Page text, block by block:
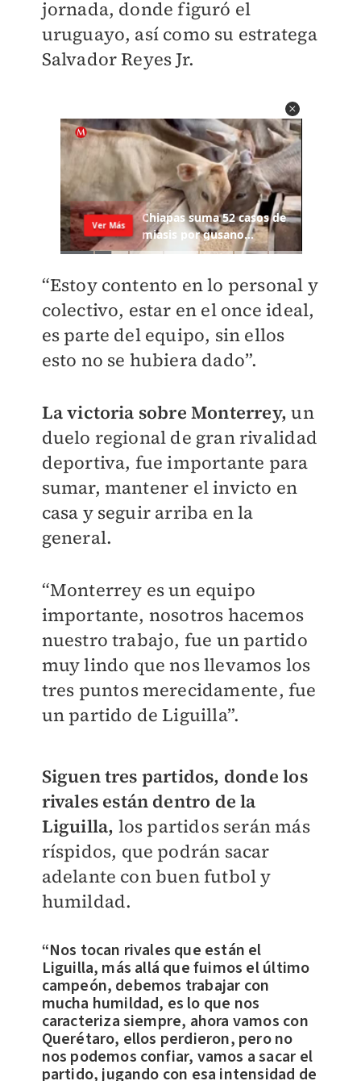
jornada, donde figuró el
uruguayo, así como su estratega
Salvador Reyes Jr.
“Estoy contento en lo personal y
colectivo, estar en el once ideal,
es parte del equipo, sin ellos
esto no se hubiera dado”.
La victoria sobre Monterrey, un
duelo regional de gran rivalidad
deportiva, fue importante para
sumar, mantener el invicto en
casa y seguir arriba en la
general.
“Monterrey es un equipo
importante, nosotros hacemos
nuestro trabajo, fue un partido
muy lindo que nos llevamos los
tres puntos merecidamente, fue
un partido de Liguilla”.
Siguen tres partidos, donde los
rivales están dentro de la
Liguilla, los partidos serán más
ríspidos, que podrán sacar
adelante con buen futbol y
humildad.
“Nos tocan rivales que están el
Liguilla, más allá que fuimos el último
campeón, debemos trabajar con
mucha humildad, es lo que nos
caracteriza siempre, ahora vamos con
Querétaro, ellos perdieron, pero no
nos podemos confiar, vamos a sacar el
partido, jugando con esa intensidad de